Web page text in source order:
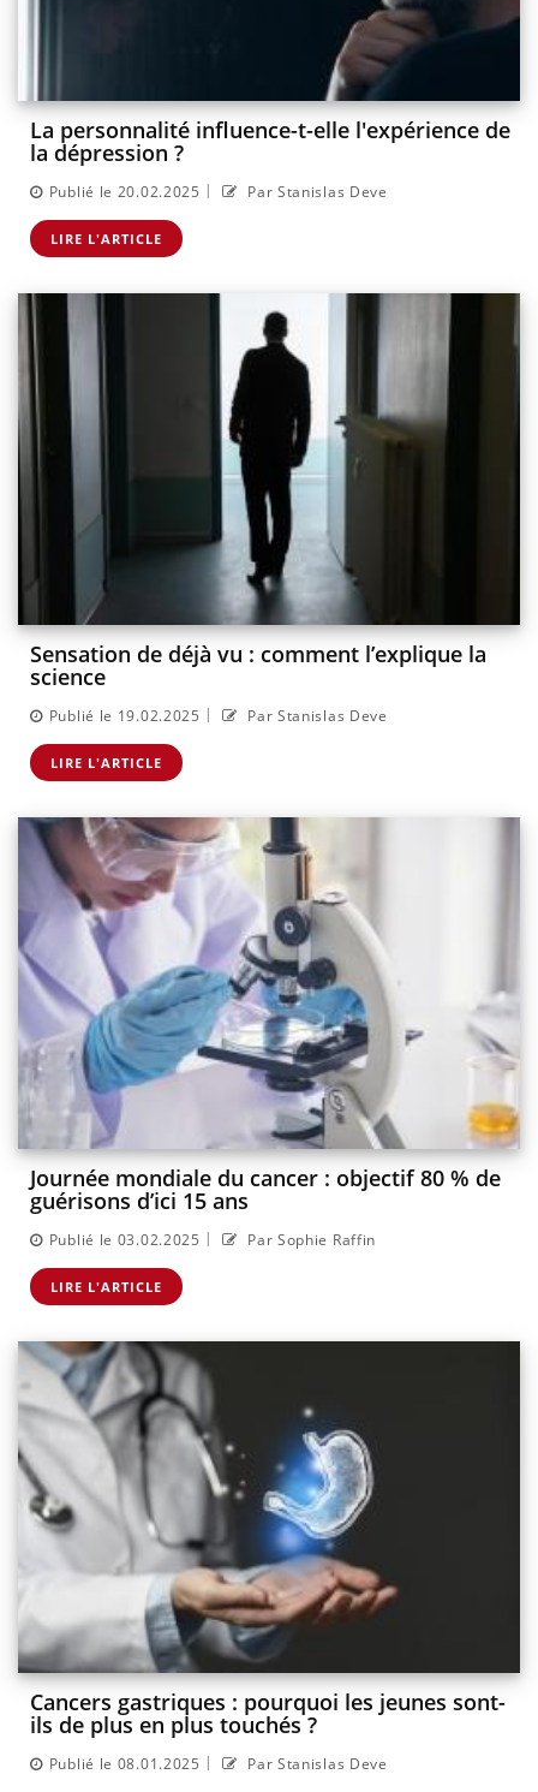
La personnalité influence-t-elle l'expérience de
la dépression ?
Publié le 20.02.2025 | Par Stanislas Deve
LIRE L'ARTICLE
Sensation de déjà vu : comment l’explique la
science
Publié le 19.02.2025 | Par Stanislas Deve
LIRE L'ARTICLE
Journée mondiale du cancer : objectif 80 % de
guérisons d’ici 15 ans
Publié le 03.02.2025 | Par Sophie Raffin
LIRE L'ARTICLE
Cancers gastriques : pourquoi les jeunes sont-
ils de plus en plus touchés ?
Publié le 08.01.2025 | Par Stanislas Deve